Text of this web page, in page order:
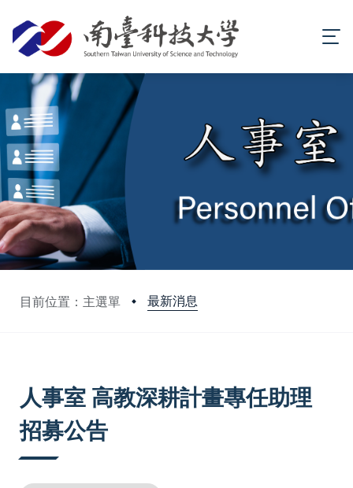
目前位置：主選單 最新消息
人事室 高教深耕計畫專任助理
招募公告